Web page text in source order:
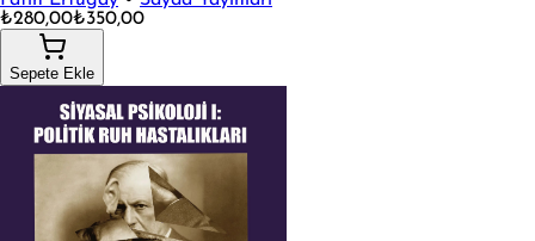
₺280,00₺350,00
Sepete Ekle